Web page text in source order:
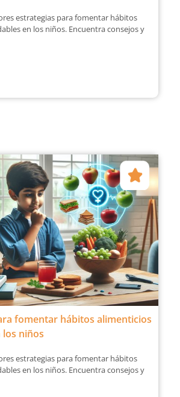
estrategias para fomentar hábitos
en los niños. Encuentra consejos y
fomentar hábitos alimenticios
los niños
estrategias para fomentar hábitos
en los niños. Encuentra consejos y